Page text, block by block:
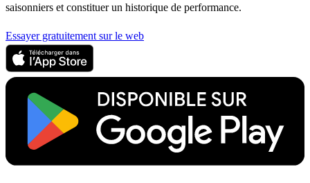
saisonniers et constituer un historique de performance.
Essayer gratuitement sur le web